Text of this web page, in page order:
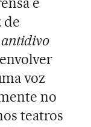
de
antidivo
voz
no
teatros